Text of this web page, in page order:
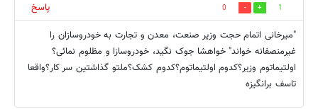
1
0
پاسخ
"میرخانی اتمام حجت وزیر صنعت، معدن و تجارت به خودروسازان را
غیرمنصفانه خواند" خواهشا جوک نگید، خودروسازا و مظلوم نمائی؟
اولتیماتوم وزیر؟کدوم اولتیماتوم؟کدوم کشک؟ملتو گذاشتین سر کار؟واقعا
تاسف برانگیزه